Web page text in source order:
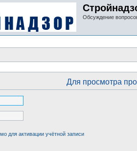
Обсуждение
Для просмотра
для активации учётной записи